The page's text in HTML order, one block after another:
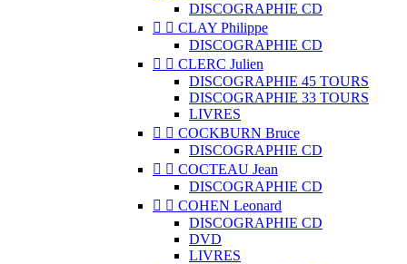
DISCOGRAPHIE CD
  CLAY Philippe
DISCOGRAPHIE CD
  CLERC Julien
DISCOGRAPHIE 45 TOURS
DISCOGRAPHIE 33 TOURS
LIVRES
  COCKBURN Bruce
DISCOGRAPHIE CD
  COCTEAU Jean
DISCOGRAPHIE CD
  COHEN Leonard
DISCOGRAPHIE CD
DVD
LIVRES